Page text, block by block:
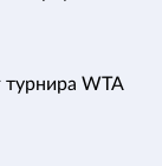
WTA